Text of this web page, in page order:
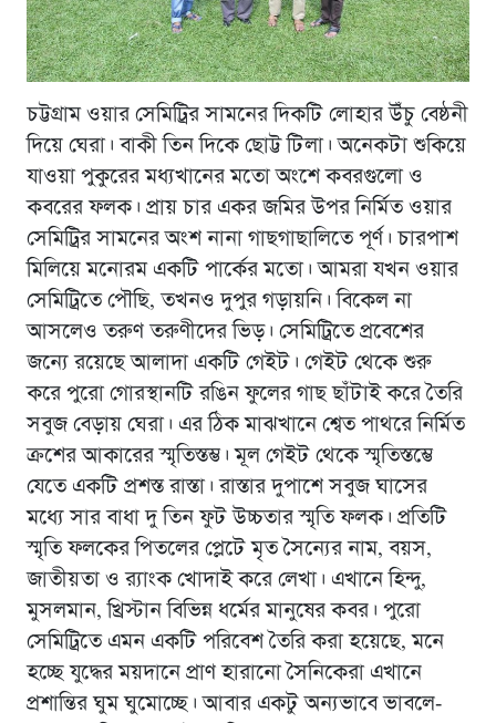
চট্টগ্রাম ওয়ার সেমিট্রির সামনের দিকটি লোহার উঁচু বেষ্ঠনী
দিয়ে ঘেরা। বাকী তিন দিকে ছোট্ট টিলা। অনেকটা শুকিয়ে
যাওয়া পুকুরের মধ্যখানের মতো অংশে কবরগুলো ও
কবরের ফলক। প্রায় চার একর জমির উপর নির্মিত ওয়ার
সেমিট্রির সামনের অংশ নানা গাছগাছালিতে পূর্ণ। চারপাশ
মিলিয়ে মনোরম একটি পার্কের মতো। আমরা যখন ওয়ার
সেমিট্রিতে পৌছি, তখনও দুপুর গড়ায়নি। বিকেল না
আসলেও তরুণ তরুণীদের ভিড়। সেমিট্রিতে প্রবেশের
জন্যে রয়েছে আলাদা একটি গেইট। গেইট থেকে শুরু
করে পুরো গোরস্থানটি রঙিন ফুলের গাছ ছাঁটাই করে তৈরি
সবুজ বেড়ায় ঘেরা। এর ঠিক মাঝখানে শ্বেত পাথরে নির্মিত
ক্রশের আকারের স্মৃতিস্তম্ভ। মূল গেইট থেকে স্মৃতিস্তম্ভে
যেতে একটি প্রশস্ত রাস্তা। রাস্তার দুপাশে সবুজ ঘাসের
মধ্যে সার বাধা দু তিন ফুট উচ্চতার স্মৃতি ফলক। প্রতিটি
স্মৃতি ফলকের পিতলের প্লেটে মৃত সৈন্যের নাম, বয়স,
জাতীয়তা ও র‌্যাংক খোদাই করে লেখা। এখানে হিন্দু,
মুসলমান, খ্রিস্টান বিভিন্ন ধর্মের মানুষের কবর। পুরো
সেমিট্রিতে এমন একটি পরিবেশ তৈরি করা হয়েছে, মনে
হচ্ছে যুদ্ধের ময়দানে প্রাণ হারানো সৈনিকেরা এখানে
প্রশান্তির ঘুম ঘুমোচ্ছে। আবার একটু অন্যভাবে ভাবলে-